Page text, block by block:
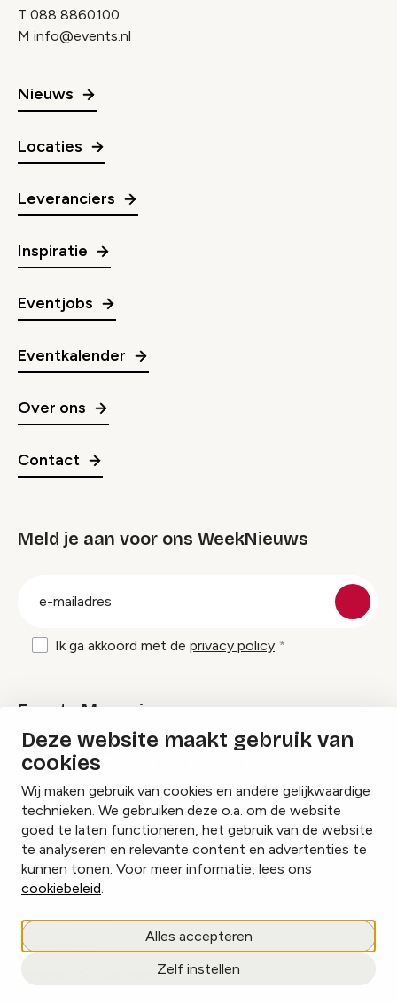
Deze website maakt gebruik van
cookies
Wij maken gebruik van cookies en andere gelijkwaardige
technieken. We gebruiken deze o.a. om de website
goed te laten functioneren, het gebruik van de website
te analyseren en relevante content en advertenties te
kunnen tonen. Voor meer informatie, lees ons
cookiebeleid.
Alles accepteren
Zelf instellen
T 088 8860100
M info@events.nl
Nieuws
Locaties
Leveranciers
Inspiratie
Eventjobs
Eventkalender
Over ons
Contact
Meld je aan voor ons WeekNieuws
Ik ga akkoord met de privacy policy
Events Magazine
Ik ontvang graag Events Magazine
InstagramFacebookLinkedIn
Cookies beheren
Privacy policy
copyright © 2026 Events.nl